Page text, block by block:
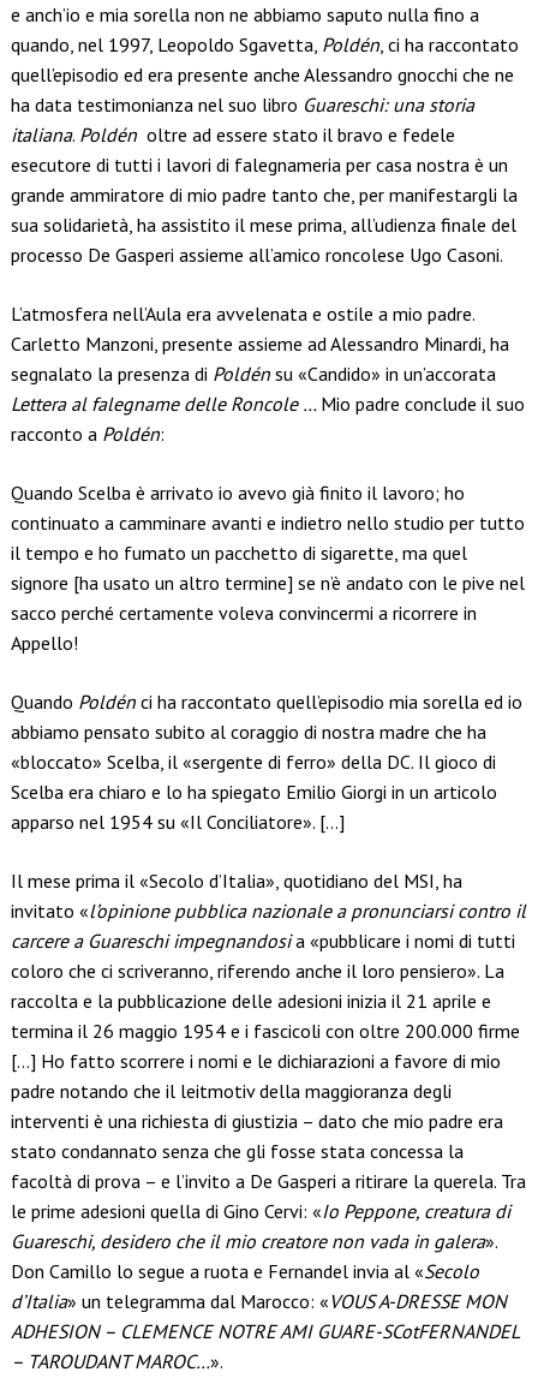
e anch’io e mia sorella non ne abbiamo saputo nulla fino a
quando, nel 1997, Leopoldo Sgavetta, Poldén, ci ha raccontato
quell’episodio ed era presente anche Alessandro gnocchi che ne
ha data testimonianza nel suo libro Guareschi: una storia
italiana. Poldénoltre ad essere stato il bravo e fedele
esecutore di tutti i lavori di falegnameria per casa nostra è un
grande ammiratore di mio padre tanto che, per manifestargli la
sua solidarietà, ha assistito il mese prima, all’udienza finale del
processo De Gasperi assieme all’amico roncolese Ugo Casoni.
L’atmosfera nell’Aula era avvelenata e ostile a mio padre.
Carletto Manzoni, presente assieme ad Alessandro Minardi, ha
segnalato la presenza di Poldénsu «Candido» in un’accorata
Lettera al falegname delle Roncole … Mio padre conclude il suo
racconto a Poldén:
Quando Scelba è arrivato io avevo già finito il lavoro; ho
continuato a camminare avanti e indietro nello studio per tutto
il tempo e ho fumato un pacchetto di sigarette, ma quel
signore [ha usato un altro termine] se n’è andato con le pive nel
sacco perché certamente voleva convincermi a ricorrere in
Appello!
Quando Poldén ci ha raccontato quell’episodio mia sorella ed io
abbiamo pensato subito al coraggio di nostra madre che ha
«bloccato» Scelba, il «sergente di ferro» della DC. Il gioco di
Scelba era chiaro e lo ha spiegato Emilio Giorgi in un articolo
apparso nel 1954 su «Il Conciliatore». […]
Il mese prima il «Secolo d’Italia», quotidiano del MSI, ha
invitato «l’opinione pubblica nazionale a pronunciarsi contro il
carcere a Guareschi impegnandosia «pubblicare i nomi di tutti
coloro che ci scriveranno, riferendo anche il loro pensiero». La
raccolta e la pubblicazione delle adesioni inizia il 21 aprile e
termina il 26 maggio 1954 e i fascicoli con oltre 200.000 firme
[…] Ho fatto scorrere i nomi e le dichiarazioni a favore di mio
padre notando che il leitmotiv della maggioranza degli
interventi è una richiesta di giustizia – dato che mio padre era
stato condannato senza che gli fosse stata concessa la
facoltà di prova – e l’invito a De Gasperi a ritirare la querela. Tra
le prime adesioni quella di Gino Cervi: «Io Peppone, creatura di
Guareschi, desidero che il mio creatore non vada in galera».
Don Camillo lo segue a ruota e Fernandel invia al «Secolo
d’Italia» un telegramma dal Marocco: «VOUS A-DRESSE MON
ADHESION – CLEMENCE NOTRE AMI GUARE-SCotFERNANDEL
– TAROUDANT MAROC…».